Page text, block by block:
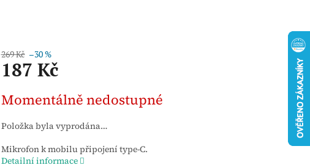
269 Kč –30 %
187 Kč
cena:
Momentálně nedostupné
Položka byla vyprodána…
Mikrofon k mobilu připojení type-C.
Detailní informace